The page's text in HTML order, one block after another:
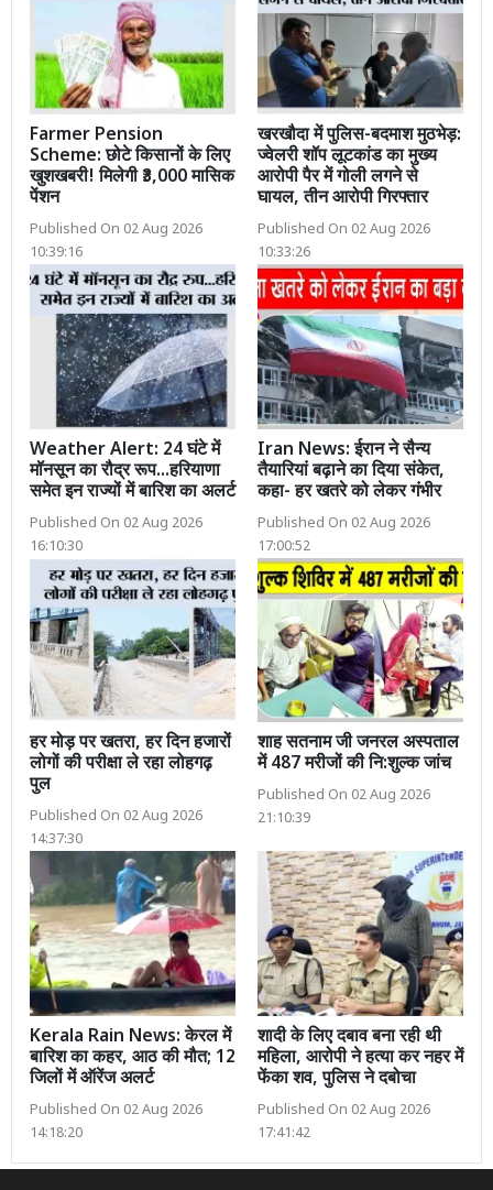
Farmer Pension
Scheme: छोटे किसानों के लिए
खुशखबरी! मिलेगी ₹3,000 मासिक
पेंशन
Published On 02 Aug 2026
10:39:16
खरखौदा में पुलिस-बदमाश मुठभेड़:
ज्वेलरी शॉप लूटकांड का मुख्य
आरोपी पैर में गोली लगने से
घायल, तीन आरोपी गिरफ्तार
Published On 02 Aug 2026
10:33:26
Weather Alert: 24 घंटे में
मॉनसून का रौद्र रूप...हरियाणा
समेत इन राज्यों में बारिश का अलर्ट
Published On 02 Aug 2026
16:10:30
Iran News: ईरान ने सैन्य
तैयारियां बढ़ाने का दिया संकेत,
कहा- हर खतरे को लेकर गंभीर
Published On 02 Aug 2026
17:00:52
हर मोड़ पर खतरा, हर दिन हजारों
लोगों की परीक्षा ले रहा लोहगढ़
पुल
Published On 02 Aug 2026
14:37:30
शाह सतनाम जी जनरल अस्पताल
में 487 मरीजों की नि:शुल्क जांच
Published On 02 Aug 2026
21:10:39
Kerala Rain News: केरल में
बारिश का कहर, आठ की मौत; 12
जिलों में ऑरेंज अलर्ट
Published On 02 Aug 2026
14:18:20
शादी के लिए दबाव बना रही थी
महिला, आरोपी ने हत्या कर नहर में
फेंका शव, पुलिस ने दबोचा
Published On 02 Aug 2026
17:41:42